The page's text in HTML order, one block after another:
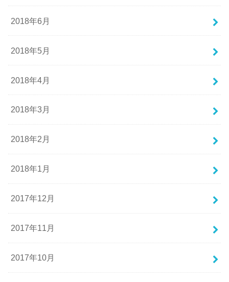
2018年6月
2018年5月
2018年4月
2018年3月
2018年2月
2018年1月
2017年12月
2017年11月
2017年10月